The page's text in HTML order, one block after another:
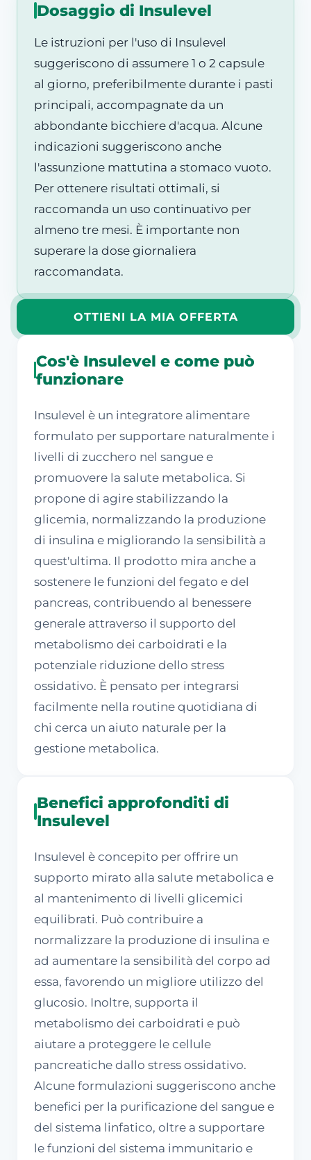
Dosaggio di Insulevel
Le istruzioni per l'uso di Insulevel
suggeriscono di assumere 1 o 2 capsule
al giorno, preferibilmente durante i pasti
principali, accompagnate da un
abbondante bicchiere d'acqua. Alcune
indicazioni suggeriscono anche
l'assunzione mattutina a stomaco vuoto.
Per ottenere risultati ottimali, si
raccomanda un uso continuativo per
almeno tre mesi. È importante non
superare la dose giornaliera
raccomandata.
OTTIENI LA MIA OFFERTA
Cos'è Insulevel e come può
funzionare
Insulevel è un integratore alimentare
formulato per supportare naturalmente i
livelli di zucchero nel sangue e
promuovere la salute metabolica. Si
propone di agire stabilizzando la
glicemia, normalizzando la produzione
di insulina e migliorando la sensibilità a
quest'ultima. Il prodotto mira anche a
sostenere le funzioni del fegato e del
pancreas, contribuendo al benessere
generale attraverso il supporto del
metabolismo dei carboidrati e la
potenziale riduzione dello stress
ossidativo. È pensato per integrarsi
facilmente nella routine quotidiana di
chi cerca un aiuto naturale per la
gestione metabolica.
Benefici approfonditi di
Insulevel
Insulevel è concepito per offrire un
supporto mirato alla salute metabolica e
al mantenimento di livelli glicemici
equilibrati. Può contribuire a
normalizzare la produzione di insulina e
ad aumentare la sensibilità del corpo ad
essa, favorendo un migliore utilizzo del
glucosio. Inoltre, supporta il
metabolismo dei carboidrati e può
aiutare a proteggere le cellule
pancreatiche dallo stress ossidativo.
Alcune formulazioni suggeriscono anche
benefici per la purificazione del sangue e
del sistema linfatico, oltre a supportare
le funzioni del sistema immunitario e